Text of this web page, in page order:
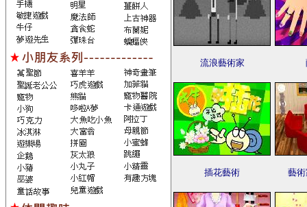
流浪藝術家
插花藝術 藝